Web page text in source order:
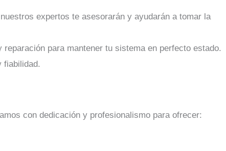
expertos te asesorarán y ayudarán a tomar la
para mantener tu sistema en perfecto estado.
fiabilidad.
con dedicación y profesionalismo para ofrecer: